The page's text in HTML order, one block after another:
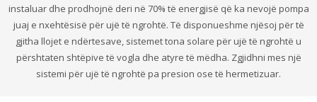
instaluar dhe prodhojnë deri në 70% të energjisë që ka nevojë pompa
juaj e nxehtësisë për ujë të ngrohtë. Të disponueshme njësoj për të
gjitha llojet e ndërtesave, sistemet tona solare për ujë të ngrohtë u
përshtaten shtëpive të vogla dhe atyre të mëdha. Zgjidhni mes një
sistemi për ujë të ngrohtë pa presion ose të hermetizuar.